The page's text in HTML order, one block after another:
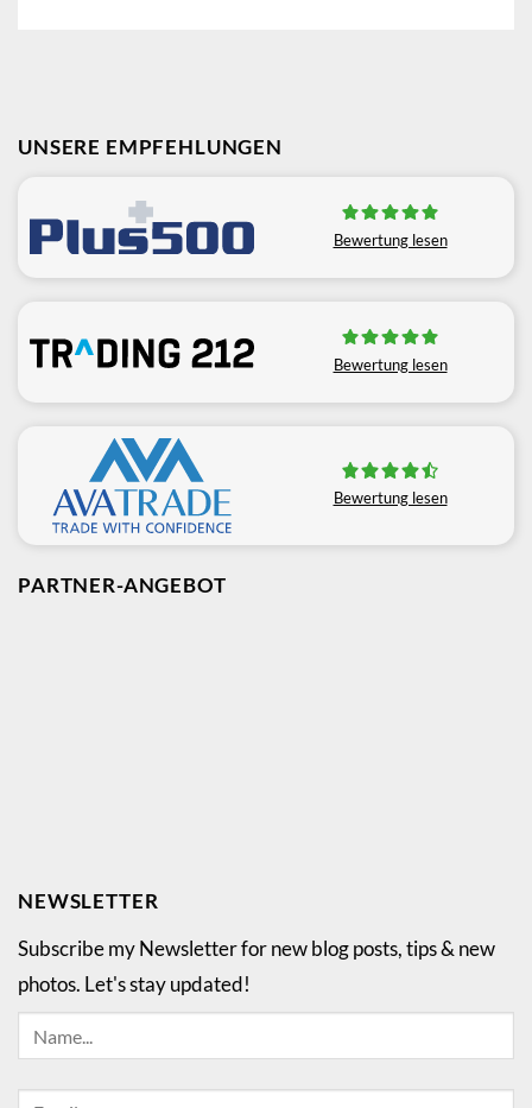
UNSERE EMPFEHLUNGEN
Bewertung lesen
Bewertung lesen
Bewertung lesen
PARTNER-ANGEBOT
NEWSLETTER
Subscribe my Newsletter for new blog posts, tips & new
photos. Let's stay updated!